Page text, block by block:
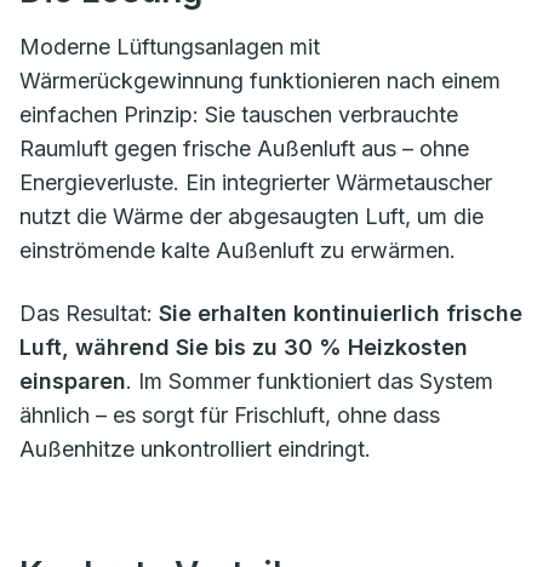
Moderne Lüftungsanlagen mit
Wärmerückgewinnung funktionieren nach einem
einfachen Prinzip: Sie tauschen verbrauchte
Raumluft gegen frische Außenluft aus – ohne
Energieverluste. Ein integrierter Wärmetauscher
nutzt die Wärme der abgesaugten Luft, um die
einströmende kalte Außenluft zu erwärmen.
Das Resultat: Sie erhalten kontinuierlich frische
Luft, während Sie bis zu 30 % Heizkosten
einsparen. Im Sommer funktioniert das System
ähnlich – es sorgt für Frischluft, ohne dass
Außenhitze unkontrolliert eindringt.